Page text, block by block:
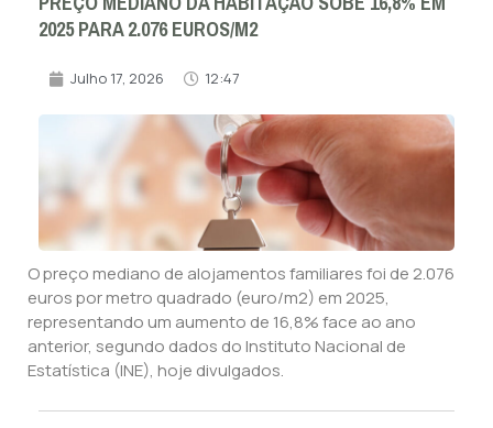
2025 PARA 2.076 EUROS/M2
Julho 17, 2026 12:47
O preço mediano de alojamentos familiares foi de 2.076
euros por metro quadrado (euro/m2) em 2025,
representando um aumento de 16,8% face ao ano
anterior, segundo dados do Instituto Nacional de
Estatística (INE), hoje divulgados.